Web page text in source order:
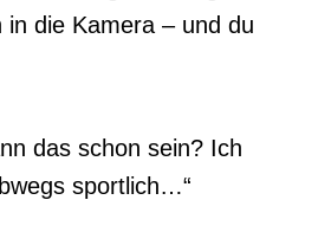
in die Kamera – und du
das schon sein? Ich
sportlich…“